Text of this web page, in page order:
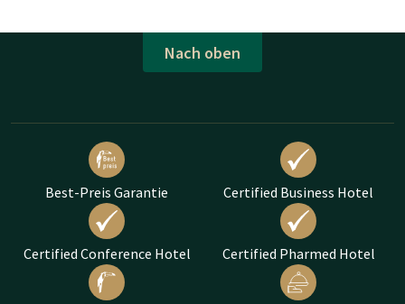
Nach oben
Best-Preis Garantie Certified Business Hotel
Certified Conference Hotel Certified Pharmed Hotel